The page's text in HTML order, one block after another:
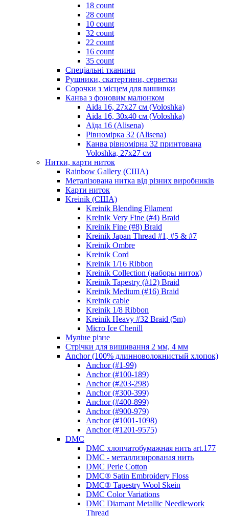
18 count
28 count
10 count
32 count
22 count
16 count
35 count
Спеціальні тканини
Рушники, скатертини, серветки
Сорочки з місцем для вишивки
Канва з фоновим малюнком
Aida 16, 27х27 см (Voloshka)
Aida 16, 30х40 см (Voloshka)
Аїда 16 (Alisena)
Рівномірка 32 (Alisena)
Канва рівномірна 32 принтована
Voloshka, 27х27 см
Нитки, карти ниток
Rainbow Gallery (США)
Металізована нитка від різних виробників
Карти ниток
Kreinik (США)
Kreinik Blending Filament
Kreinik Very Fine (#4) Braid
Kreinik Fine (#8) Braid
Kreinik Japan Thread #1, #5 & #7
Kreinik Ombre
Kreinik Cord
Kreinik 1/16 Ribbon
Kreinik Collection (наборы ниток)
Kreinik Tapestry (#12) Braid
Kreinik Medium (#16) Braid
Kreinik cable
Kreinik 1/8 Ribbon
Kreinik Heavy #32 Braid (5m)
Micro Ice Chenill
Муліне різне
Стрічки для вишивання 2 мм, 4 мм
Anchor (100% длинноволокнистый хлопок)
Anchor (#1-99)
Anchor (#100-189)
Anchor (#203-298)
Anchor (#300-399)
Anchor (#400-899)
Anchor (#900-979)
Anchor (#1001-1098)
Anchor (#1201-9575)
DMC
DMC хлопчатобумажная нить art.177
DMC - металлизированая нить
DMC Perle Cotton
DMC® Satin Embroidery Floss
DMC® Tapestry Wool Skein
DMC Color Variations
DMC Diamant Metallic Needlework
Thread